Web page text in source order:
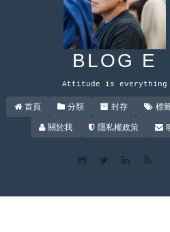
BLOG E
Attitude is everything
首頁 分類 封存 標
關於我
隱私權政策